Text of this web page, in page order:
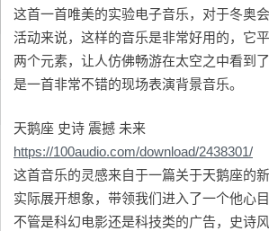
这首一首唯美的实验电子音乐，对于冬奥
活动来说，这样的音乐是非常好用的，它
两个元素，让人仿佛畅游在太空之中看到
是一首非常不错的现场表演背景音乐。
天鹅座 史诗 震撼 未来
https://100audio.com/download/2438301/
这首音乐的灵感来自于一篇关于天鹅座的
实际展开想象，带领我们进入了一个他心
不管是科幻电影还是科技类的广告，史诗